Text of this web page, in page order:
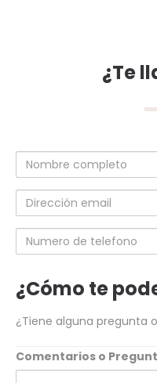
¿Te
Nombre
completo
Dirección
email
Numero
de
¿Cómo te
¿Tiene alguna pregunta
Comentarios o